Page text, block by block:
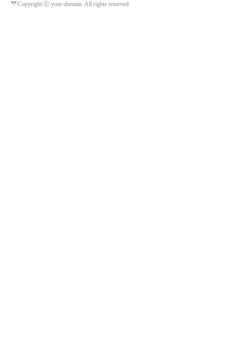
Copyright ⓒ your-domain. All rights reserved.